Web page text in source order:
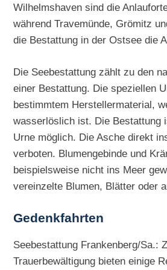
Wilhelmshaven sind die
während Travemünde, Grömitz
die Bestattung in der Ostsee die
Die Seebestattung zählt zu den
einer Bestattung. Die speziellen
bestimmtem Herstellermaterial,
wasserlöslich ist. Die Bestattung
Urne möglich. Die Asche direkt
verboten. Blumengebinde und
beispielsweise nicht ins Meer
vereinzelte Blumen, Blätter oder
Gedenkfahrten
Seebestattung Frankenberg/Sa.:
Trauerbewältigung bieten einige